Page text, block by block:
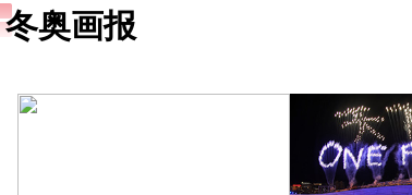
冬奥画报